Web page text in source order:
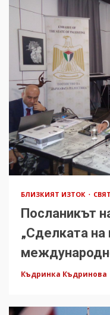
БЛИЗКИЯТ ИЗТОК СВЯТ
Посланикът
„Сделката
Къдринка Къдринова